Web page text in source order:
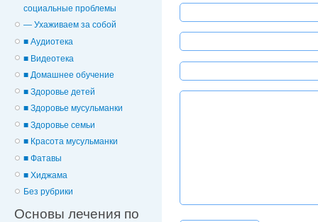
cоциальные проблемы
— Ухаживаем за собой
■ Аудиотека
■ Видеотека
■ Домашнее обучение
■ Здоровье детей
■ Здоровье мусульманки
■ Здоровье семьи
■ Красота мусульманки
■ Фатавы
■ Хиджама
Без рубрики
Основы лечения по